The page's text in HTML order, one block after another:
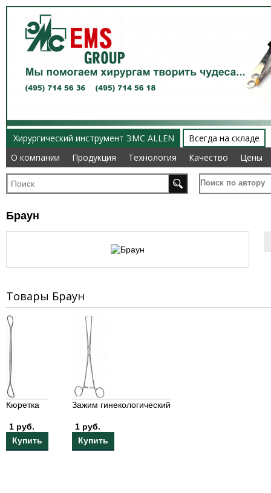
Хирургический инструмент ЭМС ALLEN
О компании
Продукция Технология Качество Цены
Всегда на складе
О компании
Продукция Технология Качество Цены
Поиск по автору
Браун
Товары Браун
Кюретка
1 руб.
Купить
Зажим гинекологический
1 руб.
Купить